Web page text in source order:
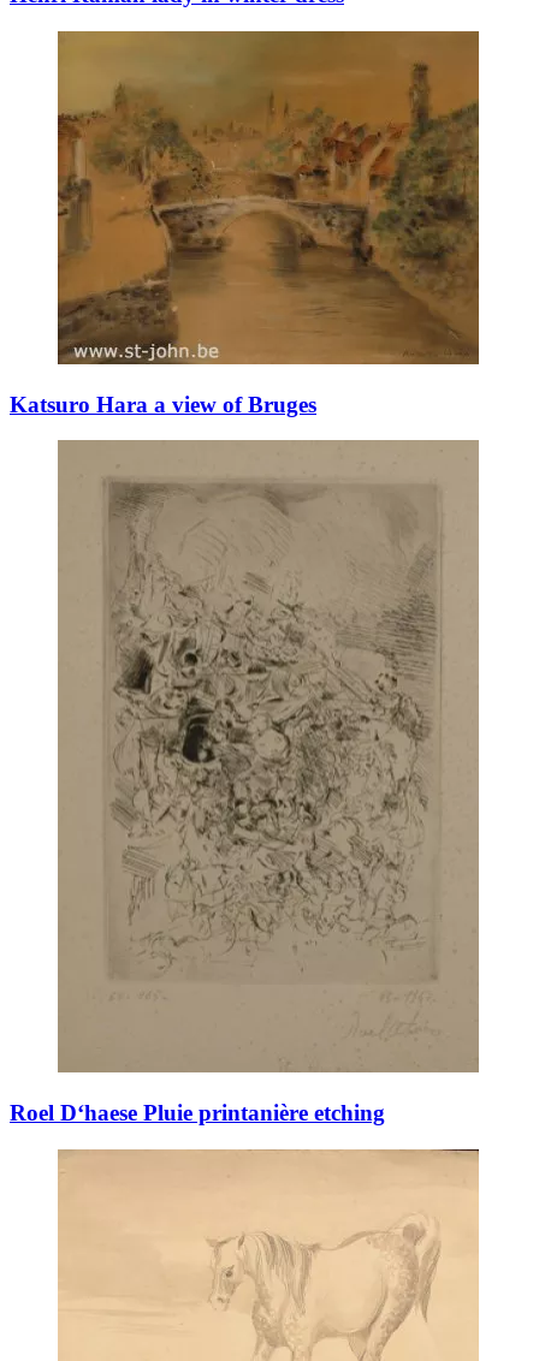
Katsuro Hara a view of Bruges
Roel D‘haese Pluie printanière etching